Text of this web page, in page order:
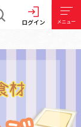
ログイン メニュー